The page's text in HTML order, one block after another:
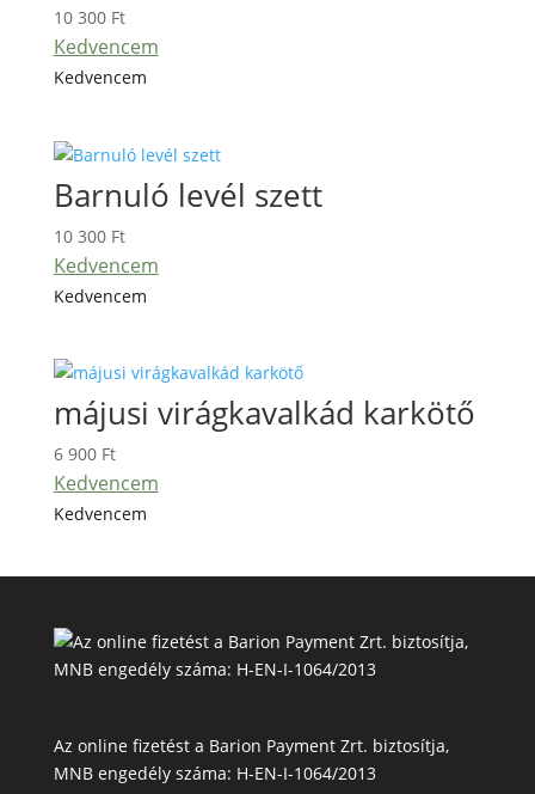
10 300 Ft
Kedvencem
Kedvencem
Barnuló levél szett
10 300 Ft
Kedvencem
Kedvencem
májusi virágkavalkád karkötő
6 900 Ft
Kedvencem
Kedvencem
Az online fizetést a Barion Payment Zrt. biztosítja,
MNB engedély száma: H-EN-I-1064/2013